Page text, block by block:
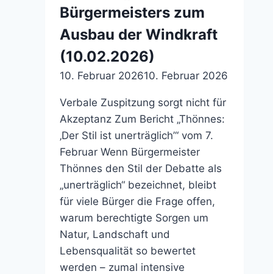
Bürgermeisters zum
Ausbau der Windkraft
(10.02.2026)
10. Februar 202610. Februar 2026
Verbale Zuspitzung sorgt nicht für
Akzeptanz Zum Bericht „Thönnes:
‚Der Stil ist unerträglich’“ vom 7.
Februar Wenn Bürgermeister
Thönnes den Stil der Debatte als
„unerträglich“ bezeichnet, bleibt
für viele Bürger die Frage offen,
warum berechtigte Sorgen um
Natur, Landschaft und
Lebensqualität so bewertet
werden – zumal intensive